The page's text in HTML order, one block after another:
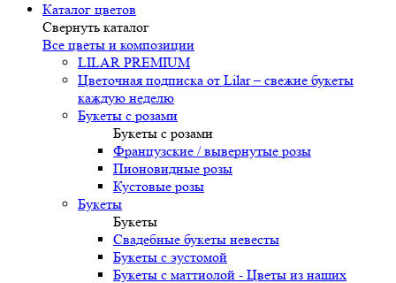
Каталог цветов
Свернуть каталог
Все цветы и композиции
LILAR PREMIUM
Цветочная подписка от Lilar – свежие букеты
каждую неделю
Букеты с розами
Букеты с розами
Французские / вывернутые розы
Пионовидные розы
Кустовые розы
Букеты
Букеты
Свадебные букеты невесты
Букеты с эустомой
Букеты с маттиолой - Цветы из наших